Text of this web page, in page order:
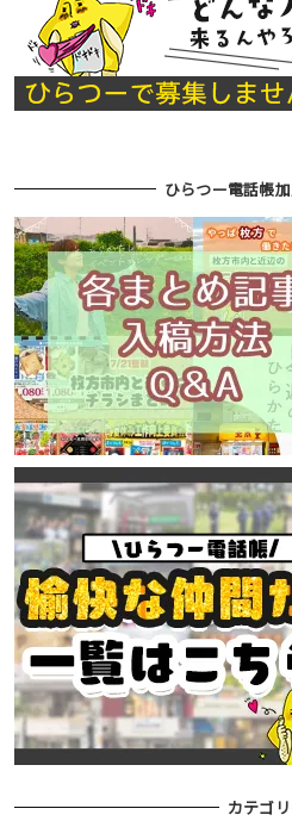
ひらつー電話帳
カテゴ